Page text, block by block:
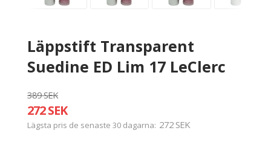
Läppstift Transparent
Suedine ED Lim 17 LeClerc
389 SEK
272 SEK
Lägsta pris de senaste 30 dagarna 272 SEK